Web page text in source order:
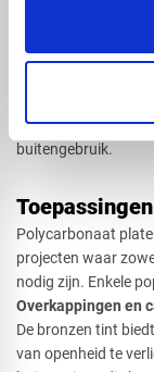
Polycarbonaat
UV-coating die
na jarenlange
maken
buitengebruik.
Polycarbonaat
projecten waar
nodig zijn. Enkele
Overkappingen en
De bronzen tint
van openheid te